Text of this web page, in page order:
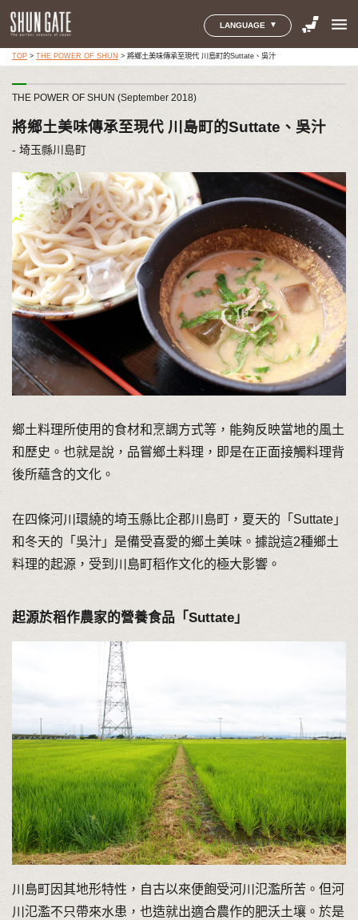
LANGUAGE menu
TOP> THE POWER OF SHUN > 將鄉土美味傳承至現代 川島町的Suttate、吳汁
THE POWER OF SHUN (September 2018)
將鄉土美味傳承至現代 川島町的Suttate、吳汁
- 埼玉縣川島町
鄉土料理所使用的食材和烹調方式等，能夠反映當地的風土
和歷史。也就是說，品嘗鄉土料理，即是在正面接觸料理背
後所蘊含的文化。
在四條河川環繞的埼玉縣比企郡川島町，夏天的「Suttate」
和冬天的「吳汁」是備受喜愛的鄉土美味。據說這2種鄉土
料理的起源，受到川島町稻作文化的極大影響。
起源於稻作農家的營養食品「Suttate」
川島町因其地形特性，自古以來便飽受河川氾濫所苦。但河
川氾濫不只帶來水患，也造就出適合農作的肥沃土壤。於是